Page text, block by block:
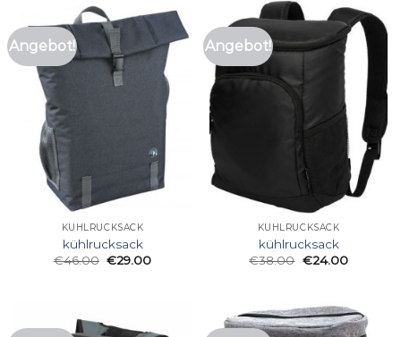
Angebot!
KÜHLRUCKSACK
kühlrucksack
€46.00 €29.00
Angebot!
KÜHLRUCKSACK
kühlrucksack
€38.00 €24.00